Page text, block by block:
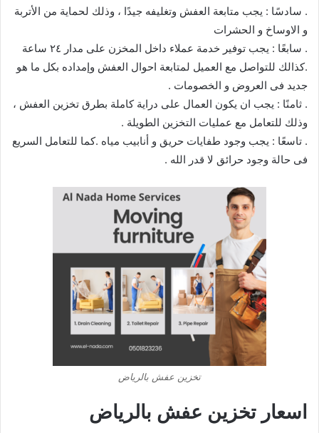
. سادسًا : يجب متابعة العفش وتغليفه جيدًا ، وذلك لحماية من الأتربة
و الاوساخ و الحشرات
. سابعًا : يجب توفير خدمة عملاء داخل المخزن على مدار ٢٤ ساعة
.كذالك للتواصل مع العميل لمتابعة احوال العفش وإمداده بكل ما هو
جديد فى العروض و الخصومات .
. ثامنًا : يجب ان يكون العمال على دراية كاملة بطرق تخزين العفش ،
وذلك للتعامل مع عمليات التخزين الطويلة .
. تاسعًا : يجب وجود طفايات حريق و أنابيب مياه .كما للتعامل السريع
فى حالة وجود حرائق لا قدر الله .
تخزين عفش بالرياض
اسعار تخزين عفش بالرياض